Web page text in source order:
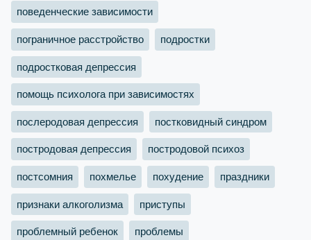
поведенческие зависимости
пограничное расстройство подростки
подростковая депрессия
помощь психолога при зависимостях
послеродовая депрессия постковидный синдром
постродовая депрессия постродовой психоз
постсомния похмелье похудение праздники
признаки алкоголизма приступы
проблемный ребенок проблемы